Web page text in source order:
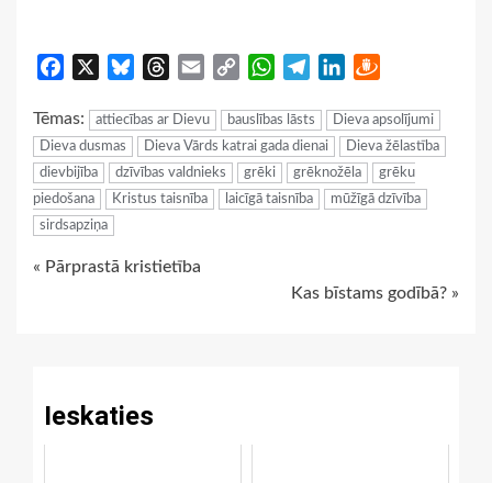
Facebook BlueskyThreads
Email
Copy
WhatsApp
TelegramLinkedIn
Tēmas: attiecības ar Dievu bauslības lāsts
Dieva apsolījumi
Dieva dusmas
Dieva Vārds katrai gada dienai
Dieva žēlastība
dievbijība
dzīvības valdnieks grēki grēknožēla
grēku
piedošana
Kristus taisnība laicīgā taisnība
mūžīgā dzīvība
sirdsapziņa
Continue
« Pārprastā kristietība
Kas bīstams godībā? »
Ieskaties